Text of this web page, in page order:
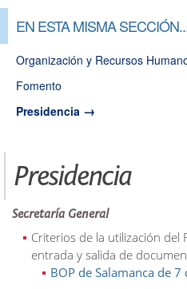
EN ESTA MISMA
Organización y Recursos
Fomento
Presidencia
Presidencia
Secretaría General
Criterios de la utilización del
entrada y salida de
BOP de Salamanca de